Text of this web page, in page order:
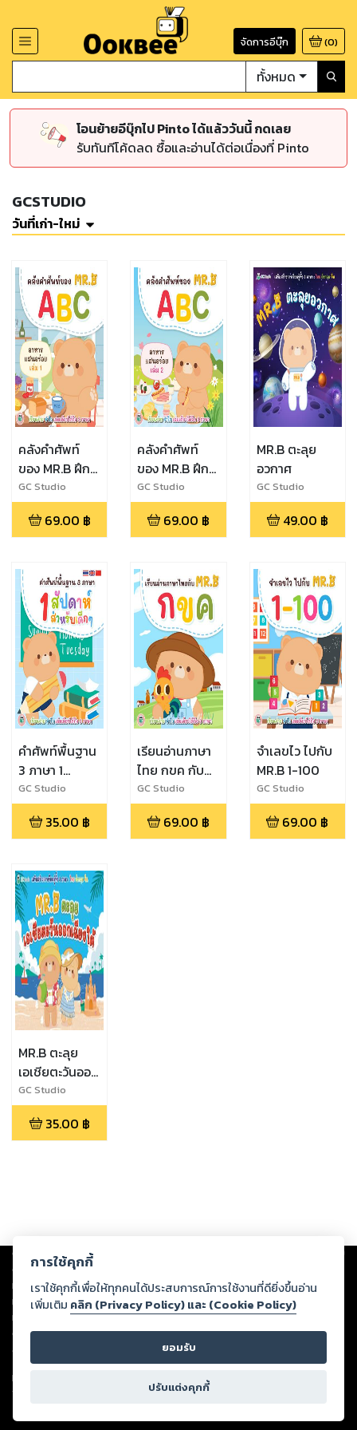
จัดการอีบุ๊ก (0)
ทั้งหมด
โอนย้ายอีบุ๊กไป Pinto ได้แล้ววันนี้ กดเลย
รับทันทีโค้ดลด ซื้อและอ่านได้ต่อเนื่องที่ Pinto
GCSTUDIO
วันที่เก่า-ใหม่
คลังคำศัพท์
ของ MR.B ฝึก
อ่าน ABC - ซี
รีย์อาหารแสน
อร่อย เล่ม 1 (3
อังกฤษ จีน)
GC Studio
69.00 ฿
คลังคำศัพท์
ของ MR.B ฝึก
อ่าน ABC - ซี
รีย์อาหารแสน
อร่อย เล่ม 2 (3
อังกฤษ จีน)
GC Studio
69.00 ฿
MR.B ตะลุย
อวกาศ
GC Studio
49.00 ฿
คำศัพท์พื้นฐาน
3 ภาษา 1
สัปดาห์สำหรับ
เด็กๆ
GC Studio
35.00 ฿
เรียนอ่านภาษา
ไทย กขค กับ
MR.B
GC Studio
69.00 ฿
จำเลขไว ไปกับ
MR.B 1-100
GC Studio
69.00 ฿
MR.B ตะลุย
เอเชียตะวันออก
เฉียงใต้
GC Studio
35.00 ฿
Copyright © 2026
ต่อผลงานหรือเนื้อหาใดที่อัปโหลดผ่านเว็บไซต์และปรากฏว่าละเมิดสิทธิใน
ทรัพย์สินทางปัญญาของบุคคลอื่นหรือขัดต่อกฎหมายและศีลธรรม ดังนั้น ผู้อ่าน
ทุกท่านโปรดใช้วิจารณญาณในการกลั่นกรองด้วยตนเอง และหากท่านพบว่าส่วน
หนึ่งส่วนใดขัดต่อกฎหมายและศีลธรรม กรุณาแจ้งมายังบริษัท เพื่อทีมงานจะได้
ดำเนินการในทันที ทั้งนี้ ทางสตอรี่ล็อกขอสงวนลิขสิทธิ์ตามพระราชบัญญัติ
ลิขสิทธิ์ พ.ศ. 2537 (ฉบับล่าสุด)
For support: member@ookbee.com
Version
การใช้คุกกี้
เราใช้คุกกี้เพื่อให้ทุกคนได้ประสบการณ์การใช้งานที่ดียิ่งขึ้นอ่าน
เพิ่มเติม คลิก (Privacy Policy) และ (Cookie Policy)
ยอมรับ
ปรับแต่งคุกกี้